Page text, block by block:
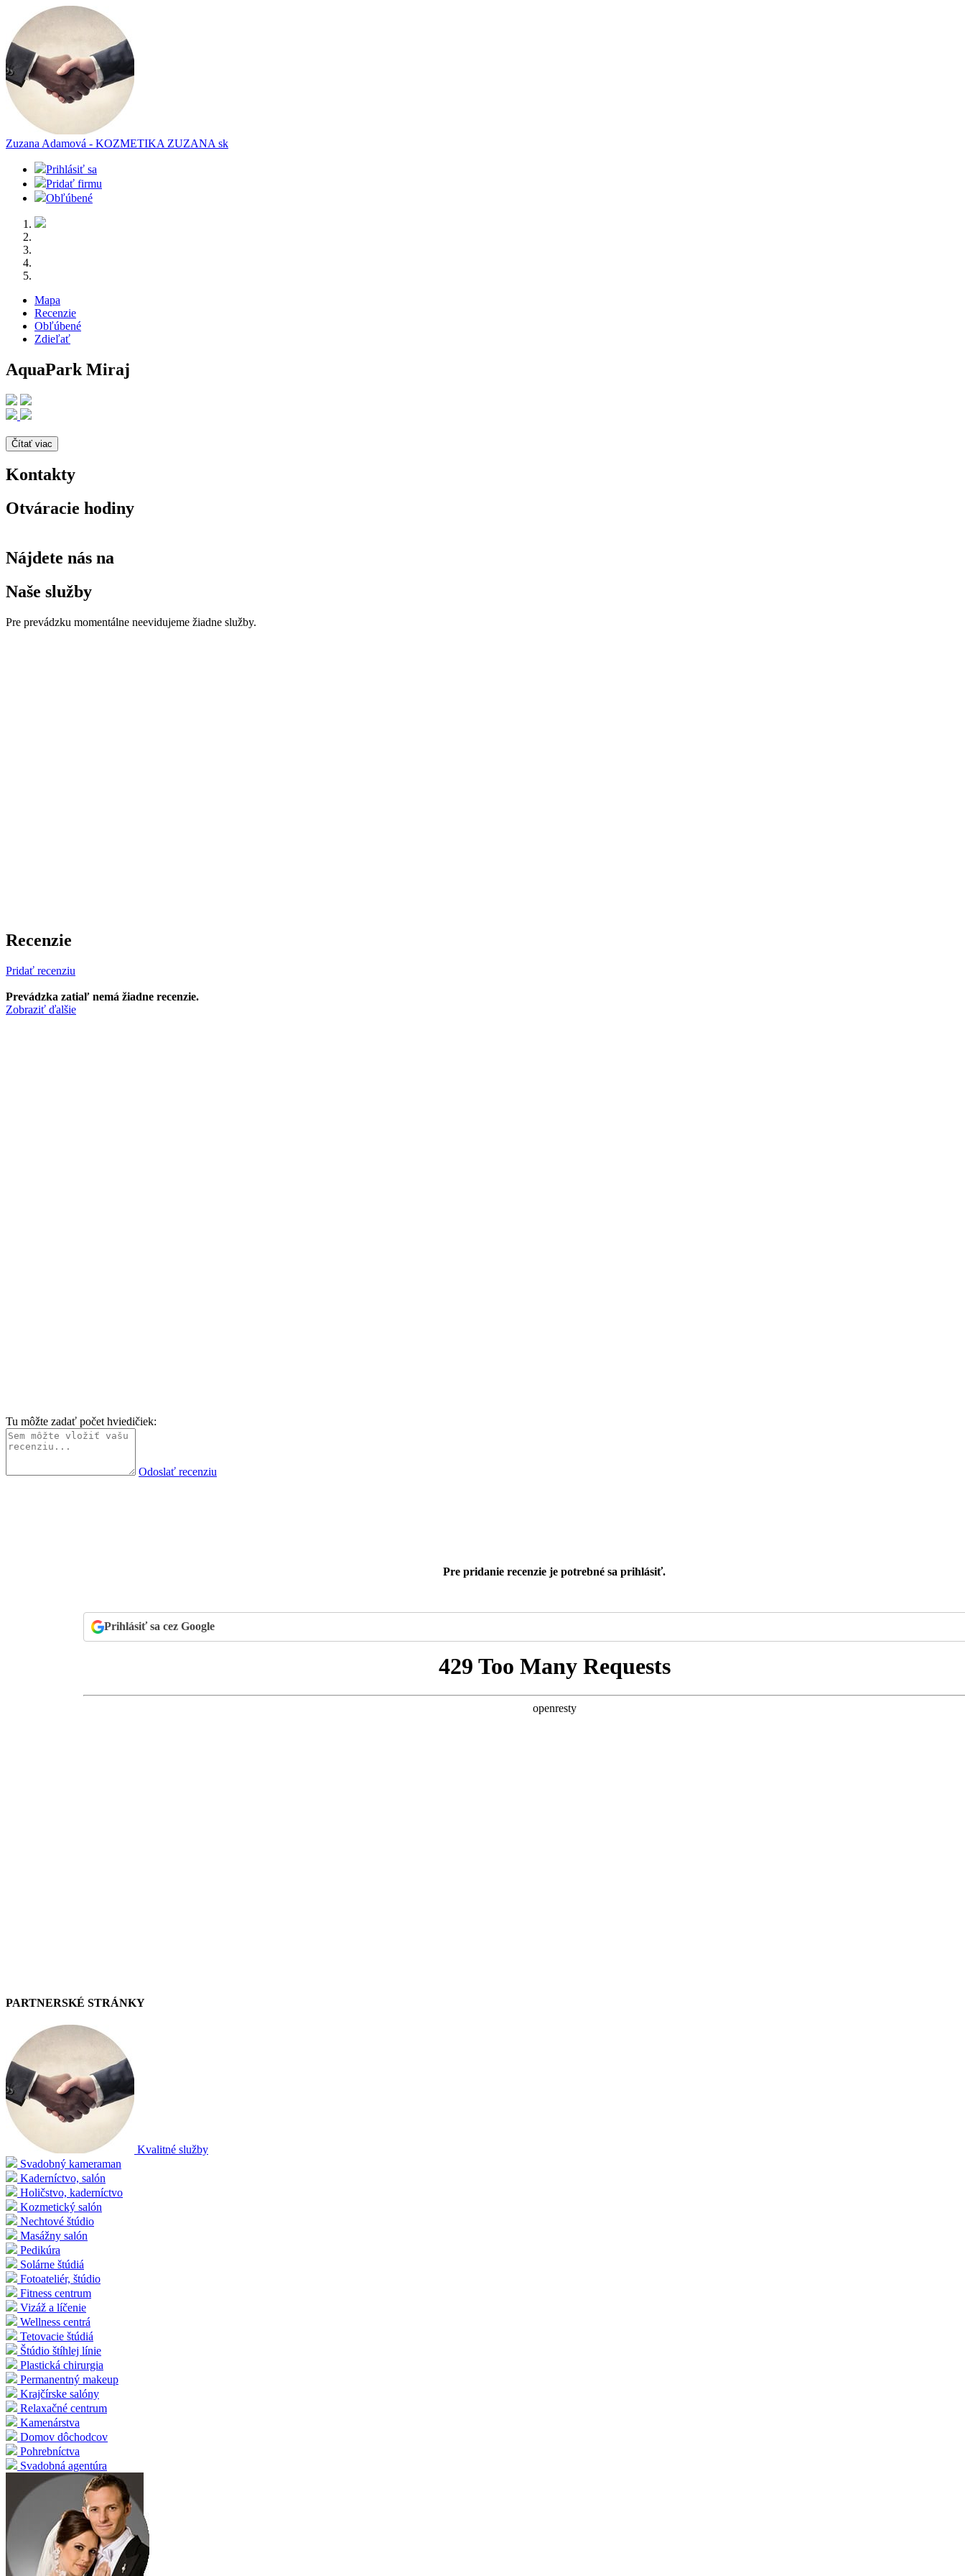
Zuzana Adamová - KOZMETIKA ZUZANA sk
Prihlásiť sa
Pridať firmu
Obľúbené
Mapa
Recenzie
Obľúbené
Zdieľať
AquaPark Miraj
Čítať viac
Kontakty
Otváracie hodiny
Nájdete nás na
Naše služby
Pre prevádzku momentálne neevidujeme žiadne služby.
Recenzie
Pridať recenziu
Prevádzka zatiaľ nemá žiadne recenzie.
Zobraziť ďalšie
Tu môžte zadať počet hviedičiek:
Odoslať recenziu
Pre pridanie recenzie je potrebné sa prihlásiť.
Prihlásiť sa cez Google
PARTNERSKÉ STRÁNKY
Kvalitné služby
Svadobný kameraman
Kaderníctvo, salón
Holičstvo, kaderníctvo
Kozmetický salón
Nechtové štúdio
Masážny salón
Pedikúra
Solárne štúdiá
Fotoateliér, štúdio
Fitness centrum
Vizáž a líčenie
Wellness centrá
Tetovacie štúdiá
Štúdio štíhlej línie
Plastická chirurgia
Permanentný makeup
Krajčírske salóny
Relaxačné centrum
Kamenárstva
Domov dôchodcov
Pohrebníctva
Svadobná agentúra